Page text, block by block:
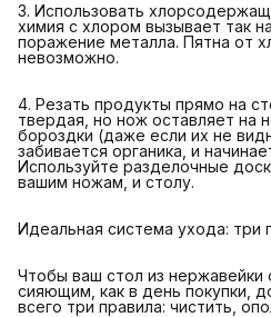
3. Использовать
химия с хлором вызывает так
поражение металла. Пятна от
невозможно.
4. Резать продукты прямо на
твердая, но нож оставляет на
бороздки (даже если их не
забивается органика, и
Используйте разделочные
вашим ножам, и столу.
Идеальная система ухода: три
Чтобы ваш стол из нержавейки
сияющим, как в день покупки,
всего три правила: чистить,